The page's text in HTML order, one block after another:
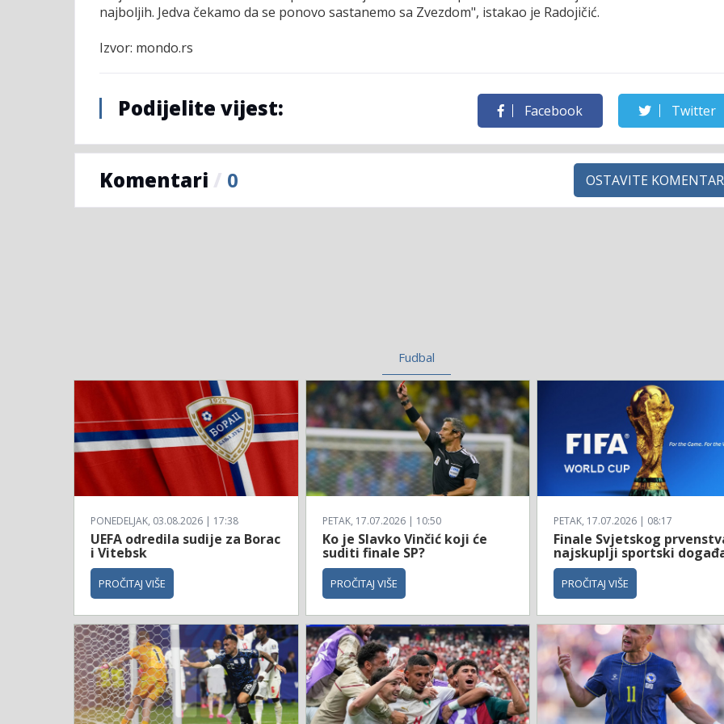
najboljih. Jedva čekamo da se ponovo sastanemo sa Zvezdom", istakao je Radojičić.
Izvor: mondo.rs
Podijelite vijest: Facebook Twitter
Komentari / 0 OSTAVITE KOMENTAR
Fudbal
PONEDELJAK, 03.08.2026 | 17:38
UEFA odredila sudije za Borac
i Vitebsk
PROČITAJ VIŠE
PETAK, 17.07.2026 | 10:50
Ko je Slavko Vinčić koji će
suditi finale SP?
PROČITAJ VIŠE
PETAK, 17.07.2026 | 08:17
Finale Svjetskog
najskuplji sportski
PROČITAJ VIŠE